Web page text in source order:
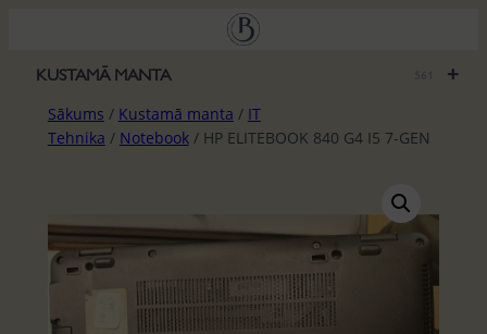
saturu
+
KUSTAMĀ MANTA
Sākums / Kustamā manta / IT
Tehnika / Notebook/ HP ELITEBOOK 840 G4 I5 7-GEN